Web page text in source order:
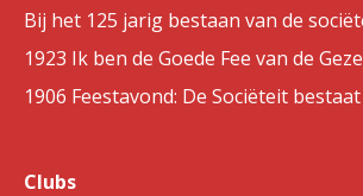
Bij het 125 jarig bestaan van de
1923 Ik ben de Goede Fee van de
1906 Feestavond: De Sociëteit
Clubs